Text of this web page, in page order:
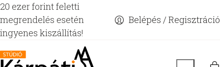
20 ezer forint feletti
megrendelés esetén
ingyenes kiszállítás!
Belépés / Regisztráció